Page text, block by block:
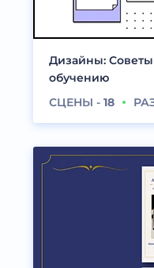
Дизайны:
обучению
СЦЕНЫ - 18